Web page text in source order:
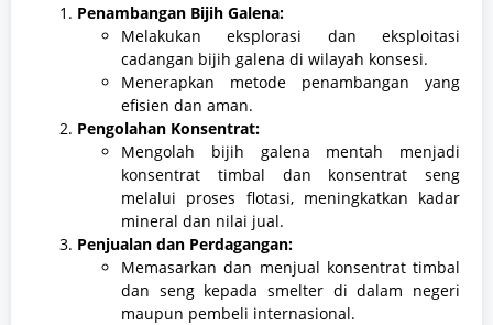
Penambangan Bijih Galena:
Melakukan eksplorasi dan eksploitasi
cadangan bijih galena di wilayah konsesi.
Menerapkan metode penambangan yang
efisien dan aman.
Pengolahan Konsentrat:
Mengolah bijih galena mentah menjadi
konsentrat timbal dan konsentrat seng
melalui proses flotasi, meningkatkan kadar
mineral dan nilai jual.
Penjualan dan Perdagangan:
Memasarkan dan menjual konsentrat timbal
dan seng kepada smelter di dalam negeri
maupun pembeli internasional.